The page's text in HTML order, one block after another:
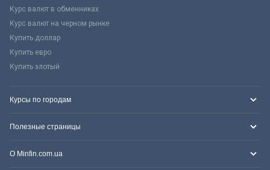
Курс валют в обменниках
Курс валют на черном рынке
Купить доллар
Купить евро
Купить злотый
Курсы по городам
Полезные страницы
О Minfin.com.ua